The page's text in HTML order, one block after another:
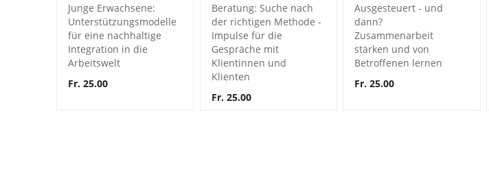
Junge Erwachsene:
Unterstützungsmodelle
für eine nachhaltige
Integration in die
Arbeitswelt
Fr. 25.00
Beratung: Suche nach
der richtigen Methode -
Impulse für die
Gespräche mit
Klientinnen und
Klienten
Fr. 25.00
Ausgesteuert - und
dann?
Zusammenarbeit
stärken und von
Betroffenen lernen
Fr. 25.00